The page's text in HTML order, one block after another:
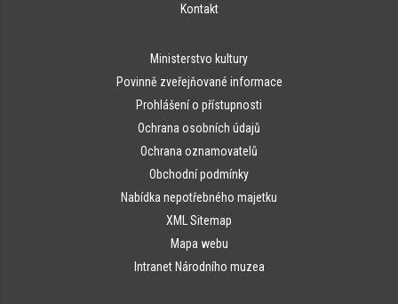
Kontakt
Ministerstvo kultury
Povinně zveřejňované informace
Prohlášení o přístupnosti
Ochrana osobních údajů
Ochrana oznamovatelů
Obchodní podmínky
Nabídka nepotřebného majetku
XML Sitemap
Mapa webu
Intranet Národního muzea